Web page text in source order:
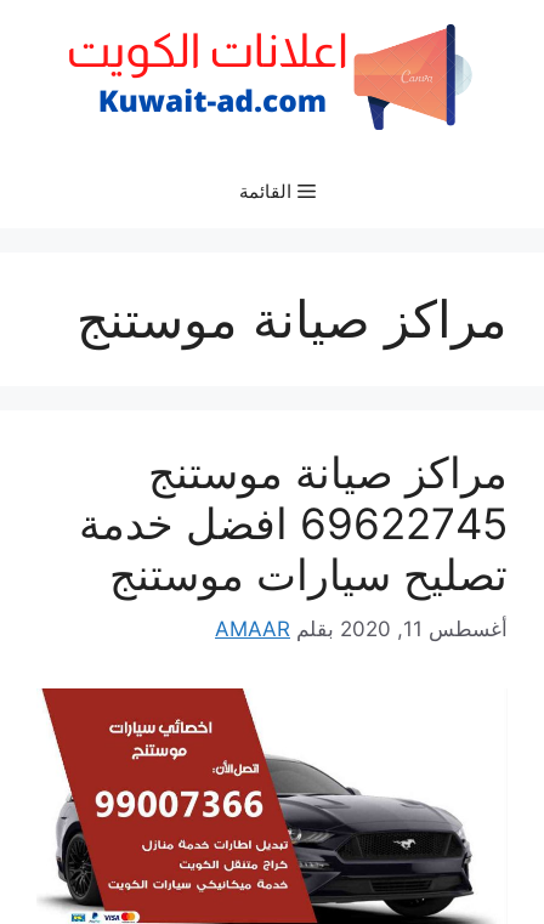
القائمة
مراكز صيانة موستنج
مراكز صيانة موستنج
69622745 افضل خدمة
تصليح سيارات موستنج
أغسطس 11, 2020 بقلم AMAAR